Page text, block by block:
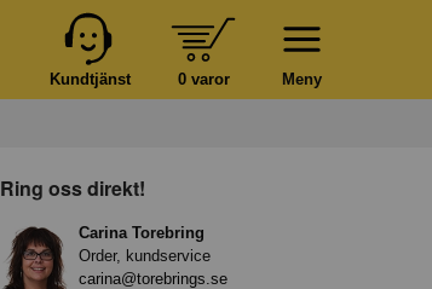
Meny
0 varor
Kundtjänst
Ring oss direkt!
Carina Torebring
Order, kundservice
carina@torebrings.se